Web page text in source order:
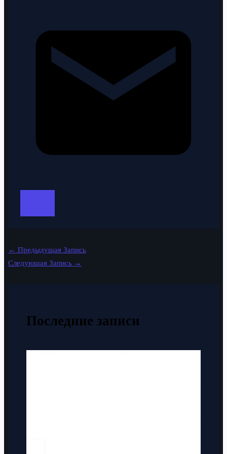
← Предыдущая Запись
Следующая Запись →
Последние записи